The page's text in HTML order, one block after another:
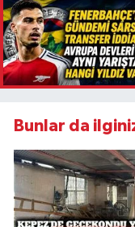
Bunlar da